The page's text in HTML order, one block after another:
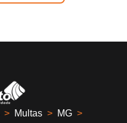
> Multas > MG >